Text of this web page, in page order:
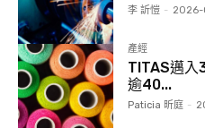
李 訢愷 - 2026-
產經
TITAS邁入
逾40...
Paticia 昕庭 -